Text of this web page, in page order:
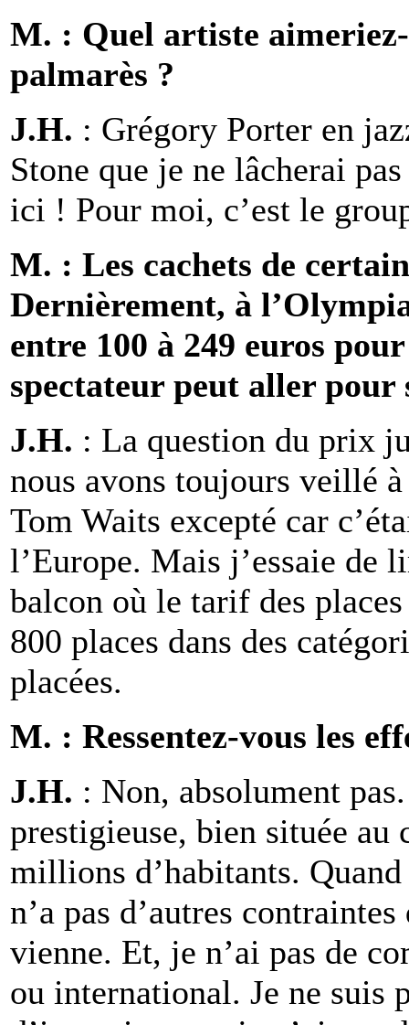
M. : Quel artiste
palmarès ?
J.H. : Grégory Porter en
Stone que je ne lâcherai
ici ! Pour moi, c’est le
M. : Les cachets de
Dernièrement, à
entre 100 à 249 euros
spectateur peut aller
J.H. : La question du prix
nous avons toujours veillé
Tom Waits excepté car
l’Europe. Mais j’essaie de
balcon où le tarif des
800 places dans des
placées.
M. : Ressentez-vous les
J.H. : Non, absolument
prestigieuse, bien située
millions d’habitants.
n’a pas d’autres
vienne. Et, je n’ai pas de
ou international. Je ne suis